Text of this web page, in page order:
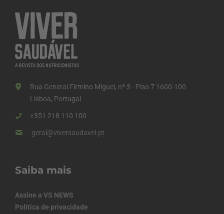
Rua General Firmino Miguel, nº 3 - Piso 7 1600-100
Lisboa, Portugal
+351 218 110 100
geral@viversaudavel.pt
Saiba mais
Assine a VS NEWS
Política de privacidade